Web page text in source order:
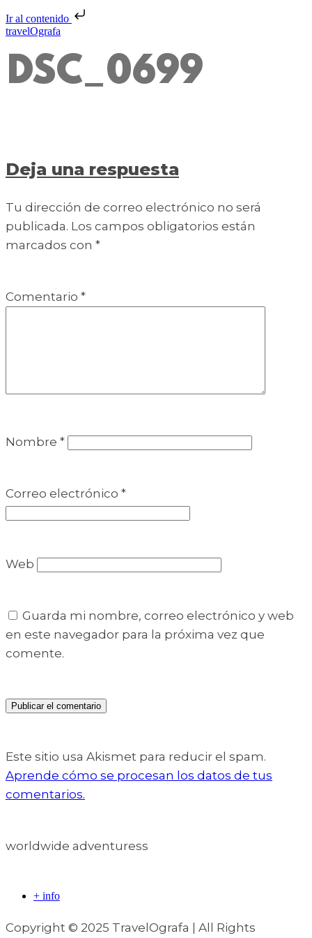
Ir al contenido
travelOgrafa
DSC_0699
Deja una respuesta
Tu dirección de correo electrónico no será
publicada. Los campos obligatorios están
marcados con *
Comentario *
Nombre *
Correo electrónico *
Web
Guarda mi nombre, correo electrónico y web
en este navegador para la próxima vez que
comente.
Este sitio usa Akismet para reducir el spam.
Aprende cómo se procesan los datos de tus
comentarios.
worldwide adventuress
+ info
Copyright © 2025 TravelOgrafa | All Rights